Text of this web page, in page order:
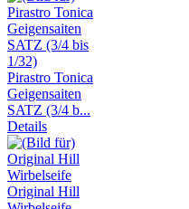
Pirastro Tonica
Geigensaiten
SATZ (3/4 b...
Details
Original Hill